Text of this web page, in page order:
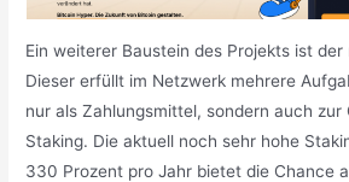
Ein weiterer Baustein des Projekts ist der
Dieser erfüllt im Netzwerk mehrere
nur als Zahlungsmittel, sondern auch zur
Staking. Die aktuell noch sehr hohe
330 Prozent pro Jahr bietet die Chance